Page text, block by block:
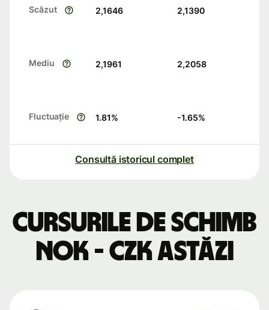
Scăzut 2,1646 2,1390
Mediu 2,1961 2,2058
Fluctuație 1.81% -1.65%
Consultă istoricul complet
Cursurile de schimb
NOK - CZK astăzi